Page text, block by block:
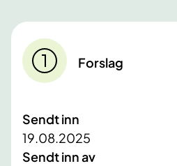
Forslag
Sendt inn
19.08.2025
Sendt inn av